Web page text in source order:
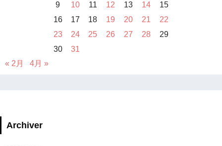
9
10 11 12 13 14
15
16
17 18 19 20 21
22
23
24 25 26 27 28
29
30
31
« 2月
4月 »
Archiver